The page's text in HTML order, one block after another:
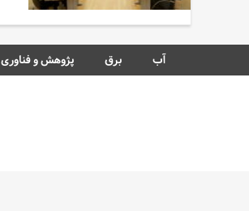
آب برق پژوهش و فناوری